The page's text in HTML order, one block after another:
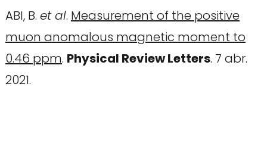
ABI, B. et al. Measurement of the positive
muon anomalous magnetic moment to
0.46 ppm. Physical Review Letters. 7 abr.
2021.